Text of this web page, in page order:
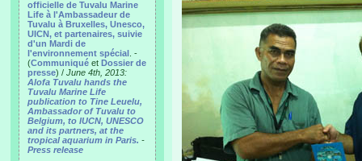
officielle de Tuvalu Marine
Life à l'Ambassadeur de
Tuvalu à Bruxelles, Unesco,
UICN, et partenaires, suivie
d'un Mardi de
l'environnement spécial . -
(Communiqué et Dossier de
presse) / June 4th, 2013:
Alofa Tuvalu hands the
Tuvalu Marine Life
publication to Tine Leuelu,
Ambassador of Tuvalu to
Belgium, to IUCN, UNESCO
and its partners, at the
tropical aquarium in Paris. -
Press release